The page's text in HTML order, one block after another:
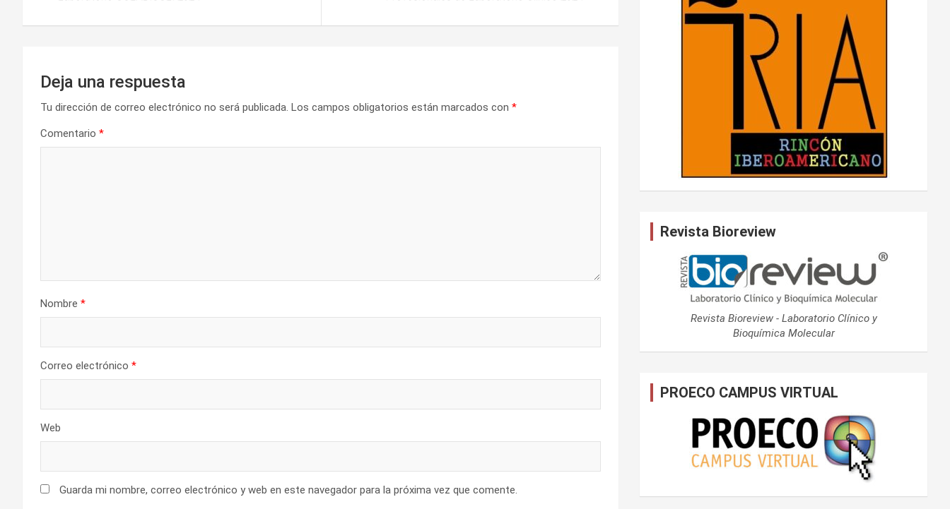
entradas
Deja una respuesta
Tu dirección de correo electrónico no será publicada. Los campos obligatorios están marcados con *
Comentario *
Nombre *
Correo electrónico *
Web
Guarda mi nombre, correo electrónico y web en este navegador para la próxima vez que comente.
Revista Bioreview
Revista Bioreview - Laboratorio Clínico y
Bioquímica Molecular
PROECO CAMPUS VIRTUAL